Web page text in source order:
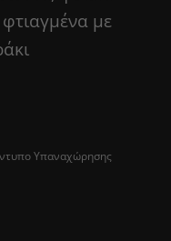
με
Υπαναχώρησης